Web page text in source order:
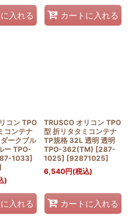
入れる カートに入れる
コン TPO
コンテナ
ークブル
ー TPO-
1033]
)
入れる
TRUSCO オリコン TPO
型 折リタタミコンテナ
TP規格 32L 透明 透明
TPO-362(TM) [287-
1025] [92871025]
6,540円(税込)
カートに入れる